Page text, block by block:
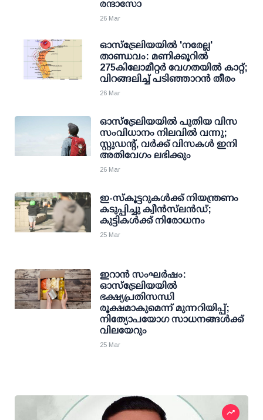
രന്ദാസോ
26 Mar
ഓസ്‌ട്രേലിയയിൽ 'നരേല്ല'
താണ്ഡവം: മണിക്കൂറിൽ
275കിലോമീറ്റർ വേഗതയിൽ കാറ്റ്;
വിറങ്ങലിച്ച് പടിഞ്ഞാറൻ തീരം
26 Mar
ഓസ്‌ട്രേലിയയിൽ പുതിയ വിസ
സംവിധാനം നിലവിൽ വന്നു;
സ്റ്റുഡന്റ്, വർക്ക് വിസകൾ ഇനി
അതിവേഗം ലഭിക്കും
26 Mar
ഇ-സ്കൂട്ടറുകൾക്ക് നിയന്ത്രണം
കടുപ്പിച്ചു ക്വീൻസ്‌ലൻഡ്;
കുട്ടികൾക്ക് നിരോധനം
25 Mar
ഇറാൻ സംഘർഷം:
ഓസ്‌ട്രേലിയയിൽ
ഭക്ഷ്യപ്രതിസന്ധി
രൂക്ഷമാകുമെന്ന് മുന്നറിയിപ്പ്;
നിത്യോപയോഗ സാധനങ്ങൾക്ക്
വിലയേറും
25 Mar